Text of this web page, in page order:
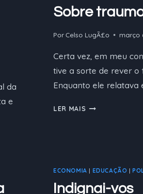
da
e
Sobre
Por Celso LugÃ£o março
Certa vez, em meu
tive a sorte de rever o
Enquanto ele relatava
LER MAIS SOBRE
ECONOMIA | EDUCAÇÃO |
Indignai-vos